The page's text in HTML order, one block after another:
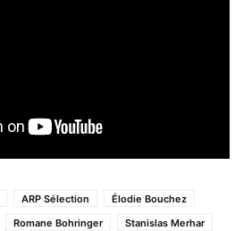
ARP Sélection
Élodie Bouchez
Romane Bohringer
Stanislas Merhar